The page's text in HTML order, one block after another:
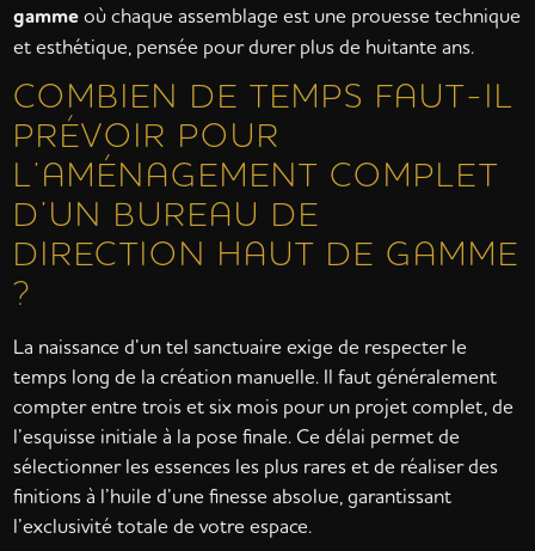
gammeoù chaque assemblage est une prouesse technique
et esthétique, pensée pour durer plus de huitante ans.
COMBIEN DE TEMPS FAUT-IL
PRÉVOIR POUR
L’AMÉNAGEMENT COMPLET
D’UN BUREAU DE
DIRECTION HAUT DE GAMME
?
La naissance d’un tel sanctuaire exige de respecter le
temps long de la création manuelle. Il faut généralement
compter entre trois et six mois pour un projet complet, de
l’esquisse initiale à la pose finale. Ce délai permet de
sélectionner les essences les plus rares et de réaliser des
finitions à l’huile d’une finesse absolue, garantissant
l’exclusivité totale de votre espace.